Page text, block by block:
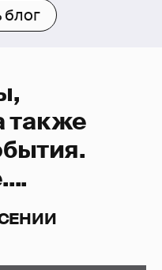
блог
также